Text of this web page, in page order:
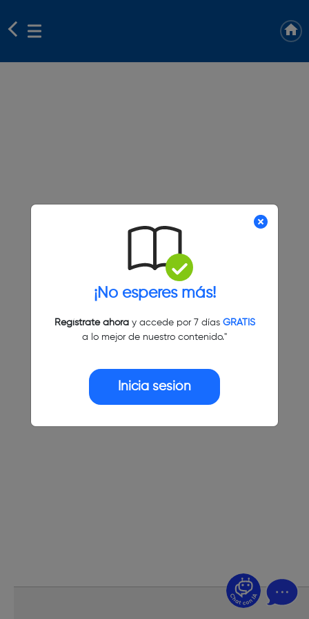
¡No esperes más!
Regístrate ahoray accede por 7 días GRATIS
a lo mejor de nuestro contenido."
Inicia sesión